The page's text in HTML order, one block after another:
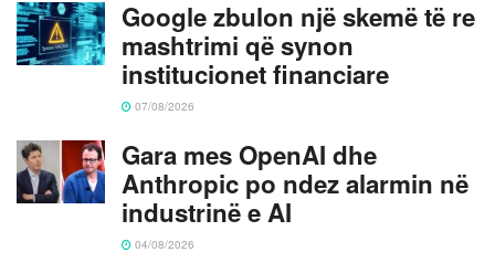
Google zbulon një skemë të re
mashtrimi që synon
institucionet financiare
07/08/2026
Gara mes OpenAI dhe
Anthropic po ndez alarmin në
industrinë e AI
04/08/2026